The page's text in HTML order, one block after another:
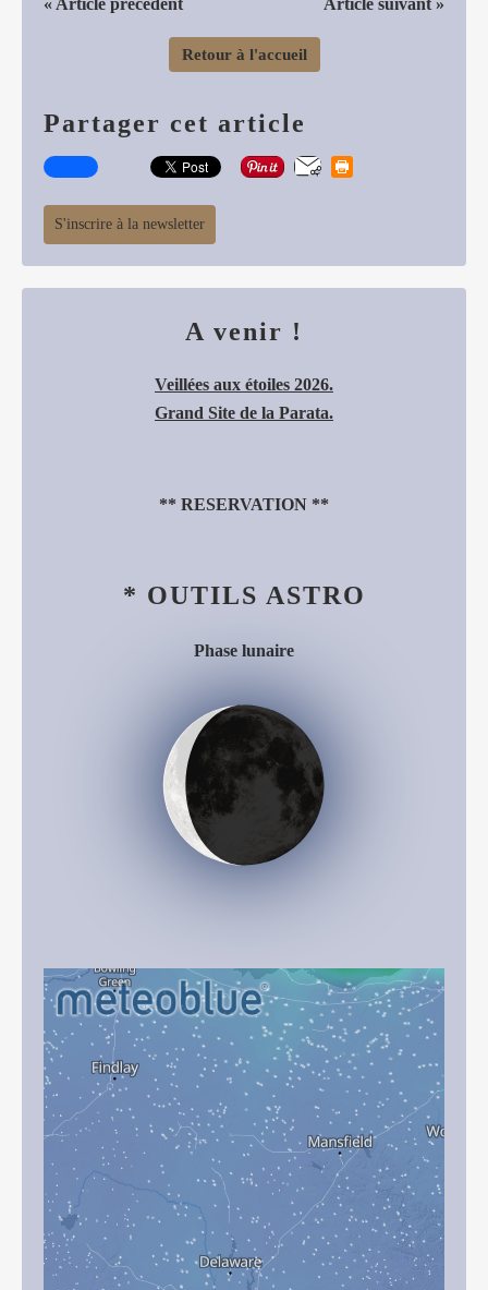
Retour à l'accueil
Partager cet article
S'inscrire à la newsletter
A venir !
Veillées aux étoiles 2026.
Grand Site de la Parata.
** RESERVATION **
* OUTILS ASTRO
Phase lunaire
Décroissant (14%)